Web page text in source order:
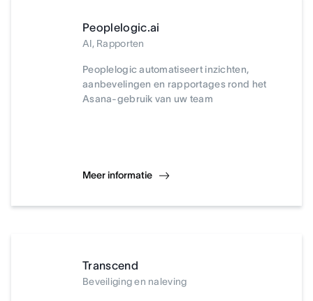
Peoplelogic.ai
AI, Rapporten
Peoplelogic automatiseert inzichten,
aanbevelingen en rapportages rond het
Asana-gebruik van uw team
Meer informatie
Transcend
Beveiliging en naleving